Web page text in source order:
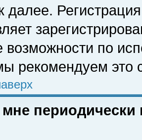
далее.
возможности по
рекомендуем это